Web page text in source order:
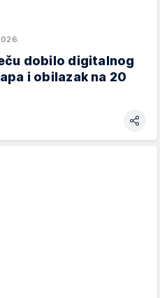
dobilo digitalnog
i obilazak na 20